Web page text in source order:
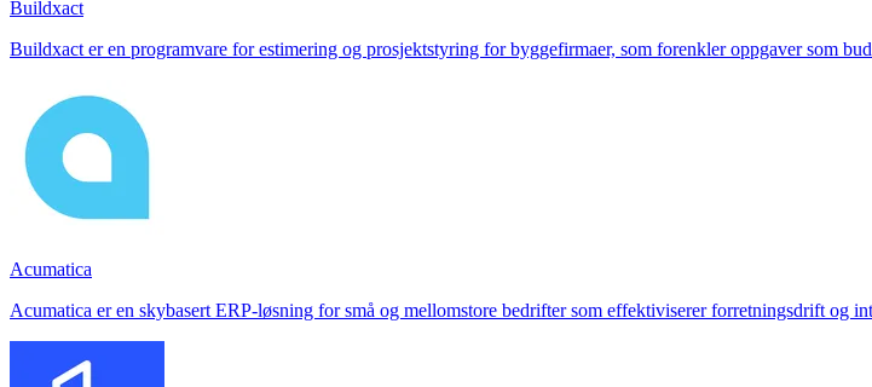
Buildxact
Buildxact er en programvare for estimering og prosjektstyring for byggefirmaer, som forenkler oppgaver som
Acumatica
Acumatica er en skybasert ERP-løsning for små og mellomstore bedrifter som effektiviserer forretningsdrift og